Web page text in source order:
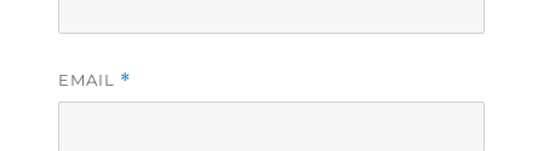
EMAIL *